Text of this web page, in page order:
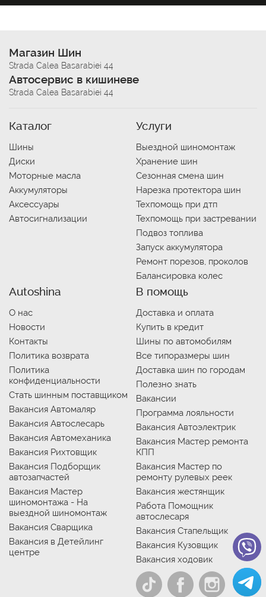
Магазин Шин
Strada Calea Basarabiei 44
Автосервис в кишиневе
Strada Calea Basarabiei 44
Каталог
Шины
Диски
Моторные масла
Аккумуляторы
Аксессуары
Автосигнализации
Услуги
Выездной шиномонтаж
Хранение шин
Сезонная смена шин
Нарезка протектора шин
Техпомощь при дтп
Техпомощь при застревании
Подвоз топлива
Запуск аккумулятора
Ремонт порезов, проколов
Балансировка колес
Autoshina
О нас
Новости
Контакты
Политика возврата
Политика
конфиденциальности
Стать шинным поставщиком
Вакансия Автомаляр
Вакансия Автослесарь
Вакансия Автомеханика
Вакансия Рихтовщик
Вакансия Подборщик
автозапчастей
Вакансия Мастер
шиномонтажа - На
выездной шиномонтаж
Вакансия Сварщика
Вакансия в Детейлинг
центре
В помощь
Доставка и оплата
Купить в кредит
Шины по автомобилям
Все типоразмеры шин
Доставка шин по городам
Полезно знать
Вакансии
Программа лояльности
Вакансия Автоэлектрик
Вакансия Мастер ремонта
КПП
Вакансия Мастер по
ремонту рулевых реек
Вакансия жестянщик
Работа Помощник
автослесаря
Вакансия Стапельщик
Вакансия Кузовщик
Вакансия ходовик